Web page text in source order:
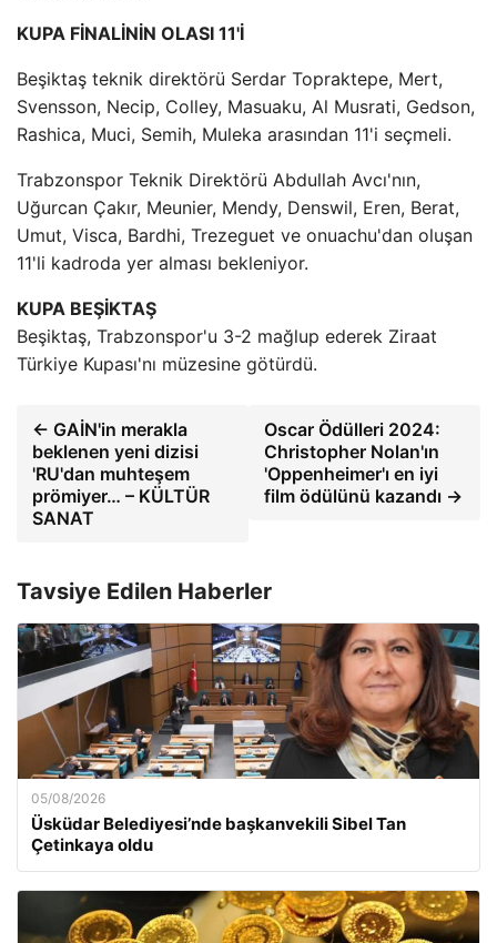
KUPA FİNALİNİN OLASI 11'İ
Beşiktaş teknik direktörü Serdar Topraktepe, Mert,
Svensson, Necip, Colley, Masuaku, Al Musrati, Gedson,
Rashica, Muci, Semih, Muleka arasından 11'i seçmeli.
Trabzonspor Teknik Direktörü Abdullah Avcı'nın,
Uğurcan Çakır, Meunier, Mendy, Denswil, Eren, Berat,
Umut, Visca, Bardhi, Trezeguet ve onuachu'dan oluşan
11'li kadroda yer alması bekleniyor.
KUPA BEŞİKTAŞ
Beşiktaş, Trabzonspor'u 3-2 mağlup ederek Ziraat
Türkiye Kupası'nı müzesine götürdü.
← GAİN'in merakla
beklenen yeni dizisi
'RU'dan muhteşem
prömiyer… – KÜLTÜR
SANAT
Oscar Ödülleri 2024:
Christopher Nolan'ın
'Oppenheimer'ı en iyi
film ödülünü kazandı →
Tavsiye Edilen Haberler
05/08/2026
Üsküdar Belediyesi’nde başkanvekili Sibel Tan
Çetinkaya oldu